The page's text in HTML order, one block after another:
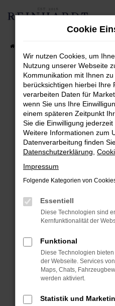
Zum
Fehler:
Beim Laden ist ein Fehler
Hier sind ein paar Tipps,
Überprüfe deine
Internetverbindung.
Laden andere
Manche
können das Laden
verhindern.
anderen Browser
Starte dein Gerät neu.
Das kann manchmal
Probleme zu beheben.
Stelle sicher, dass
Betriebssystem auf
Cookie
Wir nutzen Cookies, um
Nutzung unserer Webseite
Kommunikation mit Ihnen
berücksichtigen hierbei Ihre
verarbeiten Daten für
wenn Sie uns Ihre
einem späteren Zeitpunkt
Sie die Einwilligung
Weitere Informationen zum
Datenverarbeitung finden
Datenschutzerklärung
Impressum
Folgende Kategorien von
Essentiell
Diese Technologien sind
Kernfunktionalität der
Funktional
Diese Technologien
der Webseite. Services
Maps, Chats,
werden aktiviert.
Statistik und